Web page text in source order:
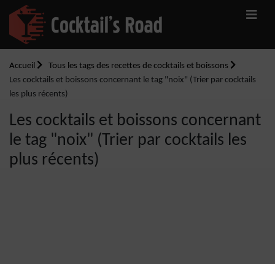
Accueil
Tous les tags des recettes de cocktails et boissons
Les cocktails et boissons concernant le tag "noix" (Trier par cocktails
les plus récents)
Les cocktails et boissons concernant
le tag "noix" (Trier par cocktails les
plus récents)